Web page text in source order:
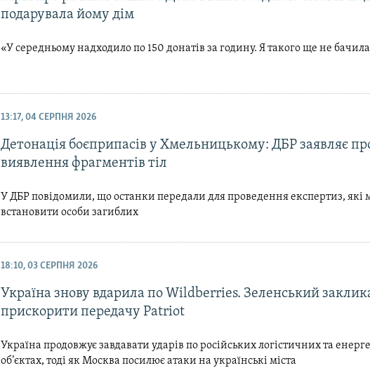
подарувала йому дім
«У середньому надходило по 150 донатів за годину. Я такого ще не
13:17, 04 СЕРПНЯ 2026
Детонація боєприпасів у Хмельницькому: ДБР заявляє
виявлення фрагментів тіл
У ДБР повідомили, що останки передали для проведення експертиз, які
встановити особи загиблих
18:10, 03 СЕРПНЯ 2026
Україна знову вдарила по Wildberries. Зеленський
прискорити передачу Patriot
Україна продовжує завдавати ударів по російських логістичних та
об’єктах, тоді як Москва посилює атаки на українські міста